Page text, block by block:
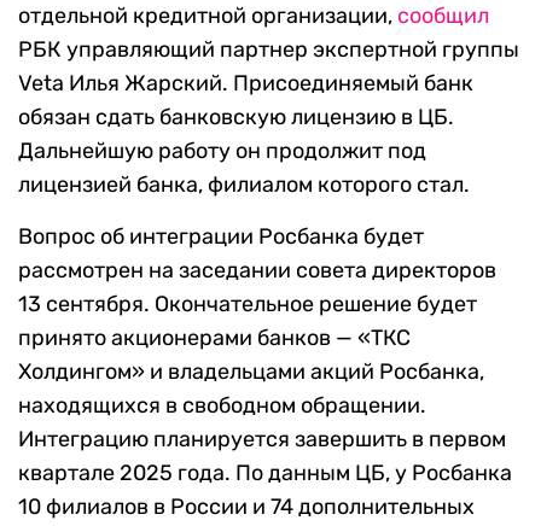
отдельной кредитной организации, сообщил
РБК управляющий партнер экспертной группы
Veta Илья Жарский. Присоединяемый банк
обязан сдать банковскую лицензию в ЦБ.
Дальнейшую работу он продолжит под
лицензией банка, филиалом которого стал.
Вопрос об интеграции Росбанка будет
рассмотрен на заседании совета директоров
13 сентября. Окончательное решение будет
принято акционерами банков — «ТКС
Холдингом» и владельцами акций Росбанка,
находящихся в свободном обращении.
Интеграцию планируется завершить в первом
квартале 2025 года. По данным ЦБ, у Росбанка
10 филиалов в России и 74 дополнительных